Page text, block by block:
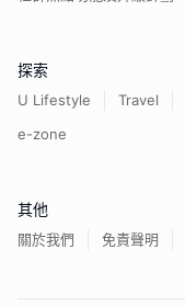
探索
U Lifestyle Travel
e-zone
其他
關於我們 免責聲明